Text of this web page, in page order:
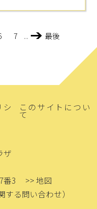
7 ... >
最後
シ このサイトについ
て
ザ
番3
>> 地図
する問い合わせ）